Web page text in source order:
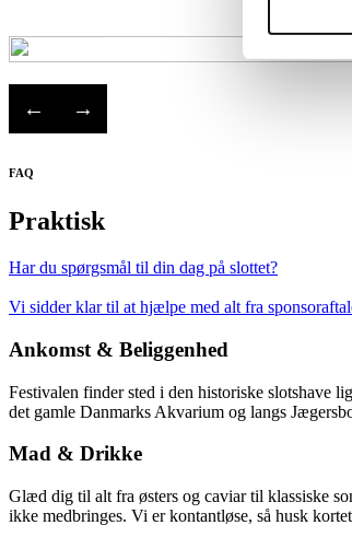
← →
FAQ
Praktisk
Har du spørgsmål til din dag på slottet?
Vi sidder klar til at hjælpe med alt fra
Ankomst & Beliggenhed
Festivalen finder sted i den historiske slotshave
det gamle Danmarks Akvarium og langs
Mad & Drikke
Glæd dig til alt fra østers og caviar til klassiske
ikke medbringes. Vi er kontantløse, så husk